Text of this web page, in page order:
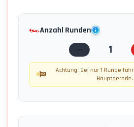
🏎️Anzahl Runden
1
Achtung: Bei nur 1 Runde
Hauptgerade.